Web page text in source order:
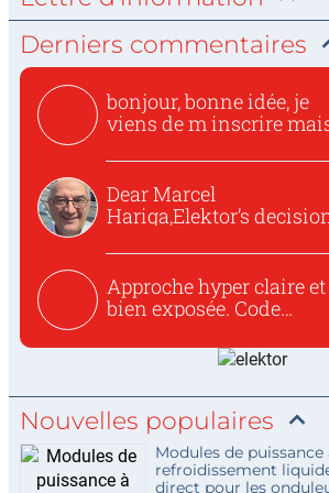
Derniers commentaires
bonjour, bonne idée, je
viens de m inscrire
Dear Marcel
Hariga,Elektor’s
Approche hyper claire et
bien exposée. Code
Nouvelles populaires
Modules de puissance
refroidissement
direct pour les